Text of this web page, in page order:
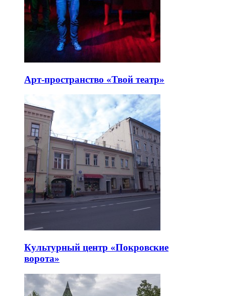
Арт-пространство «Твой театр»
Культурный центр «Покровские
ворота»